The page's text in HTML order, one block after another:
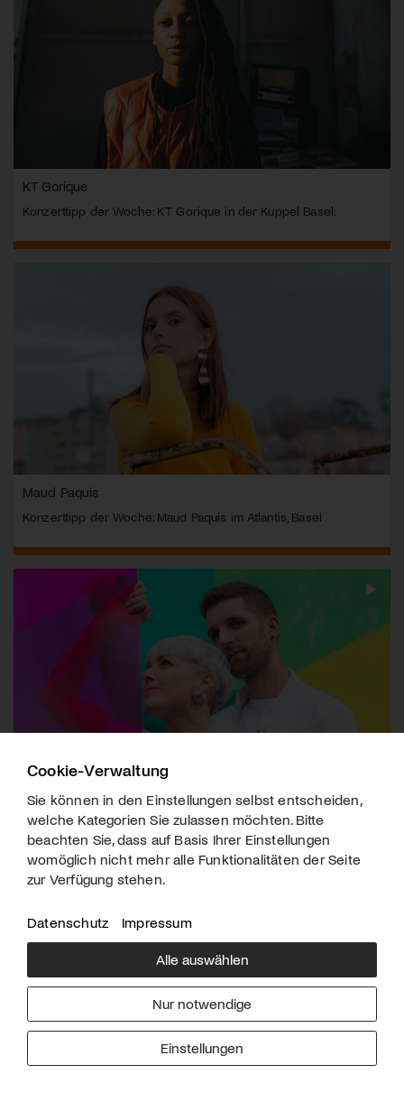
KT Gorique
Konzerttipp der Woche: KT Gorique in der Kuppel Basel.
Maud Paquis
Konzerttipp der Woche: Maud Paquis im Atlantis, Basel
Carrousel
Konzerttipp der Woche: Carrousel im Royal, Baden.
Cookie-Verwaltung
Sie können in den Einstellungen selbst entscheiden,
welche Kategorien Sie zulassen möchten. Bitte
beachten Sie, dass auf Basis Ihrer Einstellungen
womöglich nicht mehr alle Funktionalitäten der Seite
zur Verfügung stehen.
Datenschutz Impressum
Alle auswählen
Nur notwendige
Einstellungen